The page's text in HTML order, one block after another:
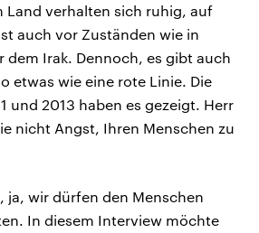
Land verhalten sich ruhig, auf
auch vor Zuständen wie in
dem Irak. Dennoch, es gibt auch
etwas wie eine rote Linie. Die
und 2013 haben es gezeigt. Herr
nicht Angst, Ihren Menschen zu
ja, wir dürfen den Menschen
In diesem Interview möchte